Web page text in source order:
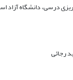
درسی، دانشگاه آزاد
رجائی